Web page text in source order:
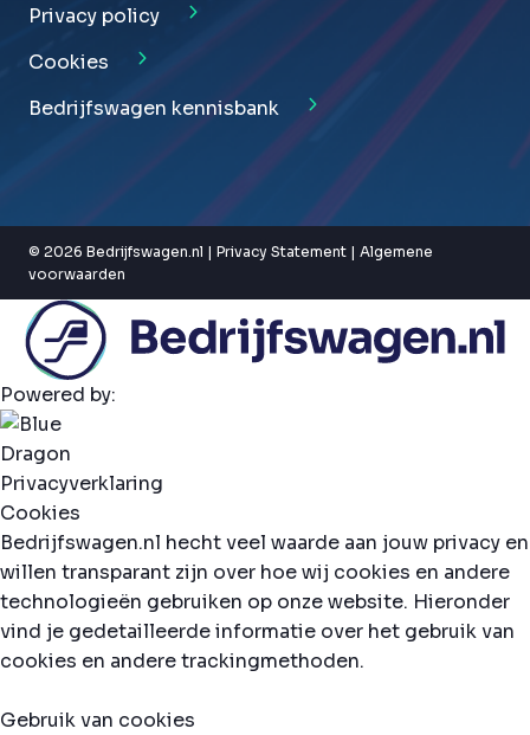
Privacy policy
Cookies
Bedrijfswagen kennisbank
© 2026 Bedrijfswagen.nl | Privacy Statement | Algemene
voorwaarden
Powered by:
Privacyverklaring
Cookies
Bedrijfswagen.nl hecht veel waarde aan jouw privacy en
willen transparant zijn over hoe wij cookies en andere
technologieën gebruiken op onze website. Hieronder
vind je gedetailleerde informatie over het gebruik van
cookies en andere trackingmethoden.
Gebruik van cookies